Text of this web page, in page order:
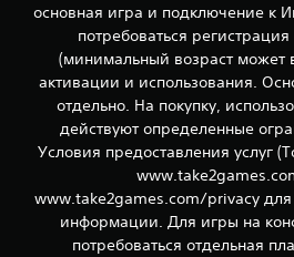
основная игра и подключение к
потребоваться
(минимальный возраст может
активации и использования.
отдельно. На покупку,
действуют определенные
Условия предоставления услуг
www.take2games.com/privacy
информации. Для игры на
потребоваться отдельная